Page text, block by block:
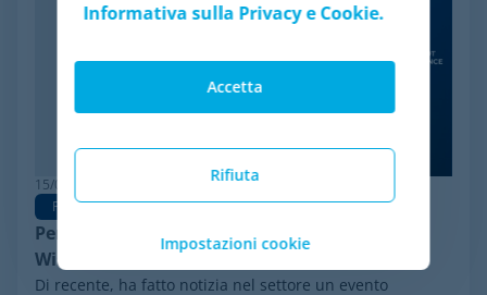
15/06/2026
Pricing Software
Perché Minderest è la migliore alternativa a
Wiser per la pricing intelligence
Di recente, ha fatto notizia nel settore un evento
Informativa sulla Privacy e Cookie.
Rifiuta
Accetta
Impostazioni cookie